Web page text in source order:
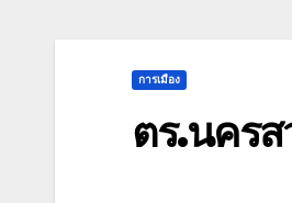
การเมือง
ตร.นคร